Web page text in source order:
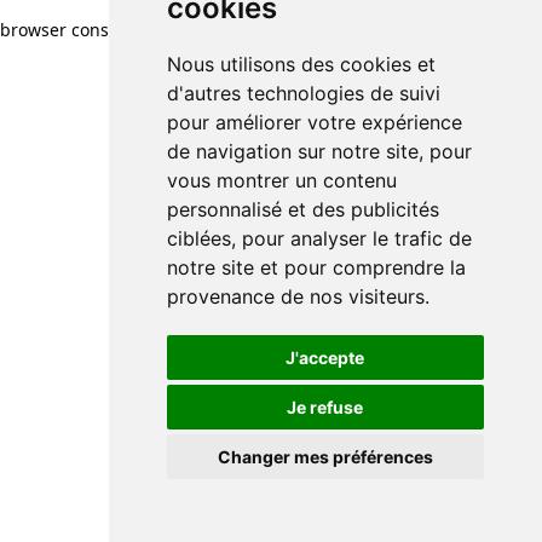
cookies
Nous utilisons des cookies et
d'autres technologies de suivi
pour améliorer votre expérience
de navigation sur notre site, pour
vous montrer un contenu
personnalisé et des publicités
ciblées, pour analyser le trafic de
notre site et pour comprendre la
provenance de nos visiteurs.
J'accepte
Je refuse
Changer mes préférences
browser console for more information)